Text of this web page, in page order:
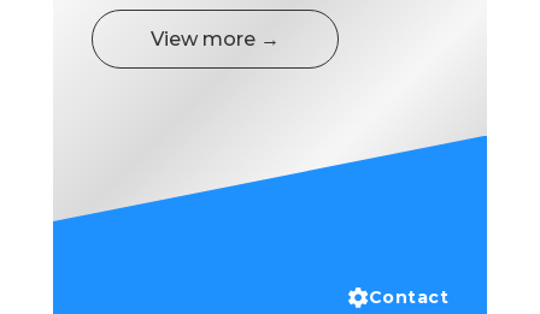
View more →
Contact